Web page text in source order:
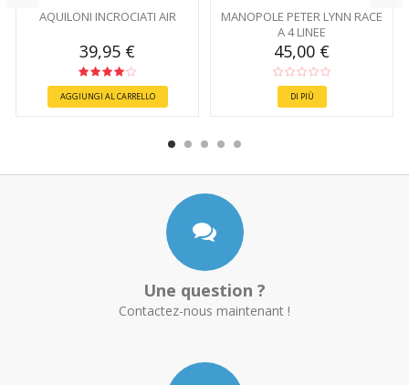
AQUILONI INCROCIATI AIR
39,95 €
AGGIUNGI AL CARRELLO
MANOPOLE PETER LYNN RACE
A 4 LINEE
45,00 €
DI PIÙ
Une question ?
Contactez-nous maintenant !